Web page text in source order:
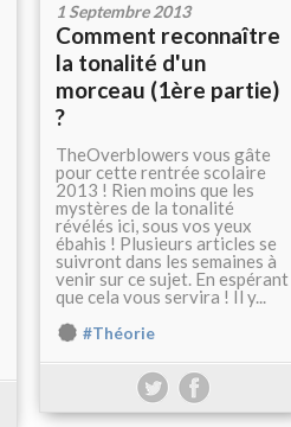
1 Septembre 2013
Comment reconnaître
la tonalité d'un
morceau (1ère partie)
?
TheOverblowers vous gâte
pour cette rentrée scolaire
2013 ! Rien moins que les
mystères de la tonalité
révélés ici, sous vos yeux
ébahis ! Plusieurs articles se
suivront dans les semaines à
venir sur ce sujet. En espérant
que cela vous servira ! Il y...
#Théorie